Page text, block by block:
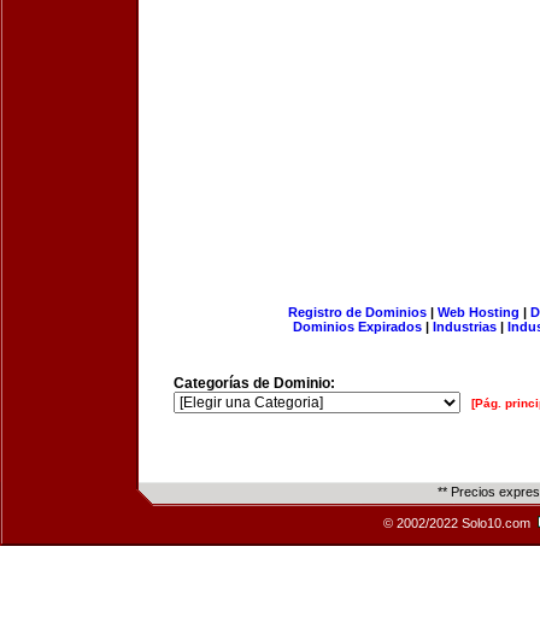
Registro de Dominios| Web Hosting |
Dominios Expirados | Industrias |
Categorías de Dominio:
[Pág.
** Precios
© 2002/2022 Solo10.com